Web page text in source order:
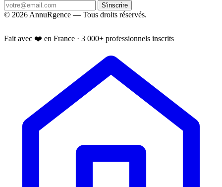
S'inscrire
© 2026 AnnuRgence — Tous droits réservés.
Fait avec ❤️ en France · 3 000+ professionnels inscrits